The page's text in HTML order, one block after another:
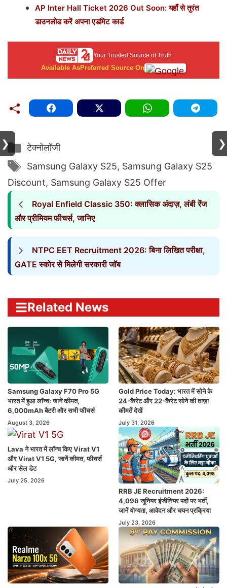
AP Inter Hall Ticket 2026 Out Soon: यहाँ से तुरंत
डाउनलोड करें अपना एडमिट कार्ड
Your Trusted Source of Truth
Available AsPreferred Source On
Categories
टेक्नोलॉजी
Tags
Samsung Galaxy S25, Samsung Galaxy S25
Discount, Samsung Galaxy S25 Offer
Royal Enfield Classic 350: क्लासिक अंदाज़, लंबी रेंज
और प्रीमियम फीचर्स, जानिए
NTPC EET Recruitment 2026: बिना लिखित परीक्षा,
GATE स्कोर से मिलेगी सरकारी जॉब
Related News
Samsung Galaxy F70 Pro 5G
भारत में हुआ लॉन्च: जानें कीमत,
6,000mAh बैटरी और सभी फीचर्स
August 3, 2026
Gold Price Today: भारत में सोने के
24-कैरेट और 22-कैरेट सोने की ताज़ा
कीमतें देखें
July 31, 2026
Lava ने भारत में लॉन्च किए Virat V1
और Virat V1 5G, जानें कीमत, फीचर्स
और सेल डेट
July 25, 2026
RRB JE Recruitment 2026:
4,098 जूनियर इंजीनियर पदों पर भर्ती,
जानें योग्यता, आवेदन और चयन प्रक्रिया
July 23, 2026
❯ ❯